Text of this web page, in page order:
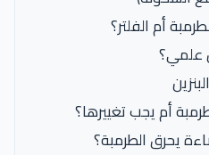
أم الفلتر؟
علمي؟
أم يجب تغييرها؟
يحرق الطرمبة؟